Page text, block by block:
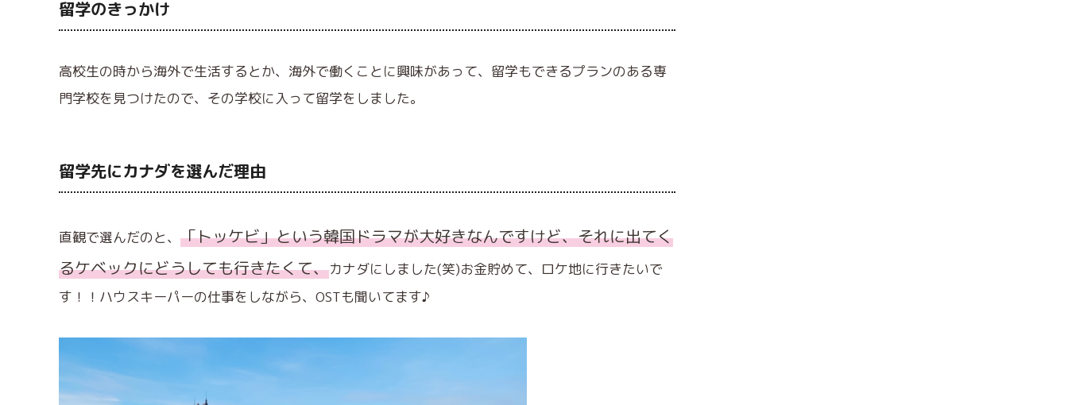
留学のきっかけ
高校生の時から海外で生活するとか、海外で働くことに興味があって、留学もできるプランのある専
門学校を見つけたので、その学校に入って留学をしました。
留学先にカナダを選んだ理由
直観で選んだのと、 「トッケビ」という韓国ドラマが大好きなんですけど、それに出てく
るケベックにどうしても行きたくて、カナダにしました(笑)お金貯めて、ロケ地に行きたいで
す！！ハウスキーパーの仕事をしながら、OSTも聞いてます♪